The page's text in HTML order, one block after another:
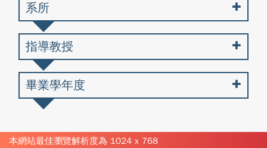
系所
指導教授
畢業學年度
本網站最佳瀏覽解析度為 1024 x 768